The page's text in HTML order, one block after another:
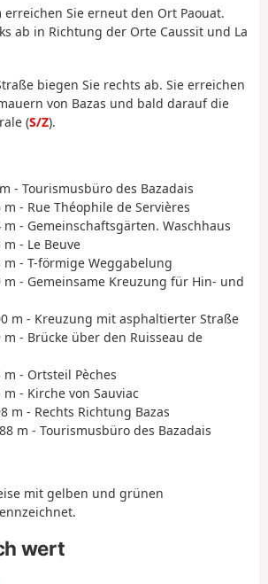
erreichen Sie erneut den Ort Paouat.
ab in Richtung der Orte Caussit und La
biegen Sie rechts ab. Sie erreichen
von Bazas und bald darauf die
(S/Z).
- Tourismusbüro des Bazadais
m - Rue Théophile de Servières
m - Gemeinschaftsgärten. Waschhaus
- Le Beuve
m - T-förmige Weggabelung
m - Gemeinsame Kreuzung für Hin- und
m - Kreuzung mit asphaltierter Straße
m - Brücke über den Ruisseau de
m - Ortsteil Pèches
- Kirche von Sauviac
m - Rechts Richtung Bazas
m - Tourismusbüro des Bazadais
mit gelben und grünen
wert